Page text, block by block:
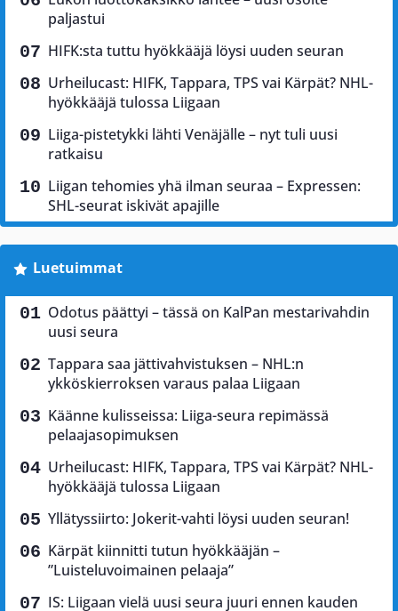
paljastui
HIFK:sta tuttu hyökkääjä löysi uuden seuran
Urheilucast: HIFK, Tappara, TPS vai Kärpät? NHL-
hyökkääjä tulossa Liigaan
Liiga-pistetykki lähti Venäjälle – nyt tuli uusi
ratkaisu
Liigan tehomies yhä ilman seuraa – Expressen:
SHL-seurat iskivät apajille
Luetuimmat
Odotus päättyi – tässä on KalPan mestarivahdin
uusi seura
Tappara saa jättivahvistuksen – NHL:n
ykköskierroksen varaus palaa Liigaan
Käänne kulisseissa: Liiga-seura repimässä
pelaajasopimuksen
Urheilucast: HIFK, Tappara, TPS vai Kärpät? NHL-
hyökkääjä tulossa Liigaan
Yllätyssiirto: Jokerit-vahti löysi uuden seuran!
Kärpät kiinnitti tutun hyökkääjän –
”Luisteluvoimainen pelaaja”
IS: Liigaan vielä uusi seura juuri ennen kauden